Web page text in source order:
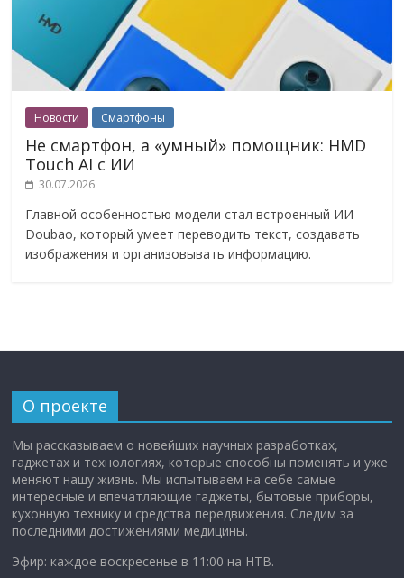
Новости Смартфоны
Не смартфон, а «умный» помощник: HMD
Touch AI с ИИ
30.07.2026
Главной особенностью модели стал встроенный ИИ
Doubao, который умеет переводить текст, создавать
изображения и организовывать информацию.
О проекте
Мы рассказываем о новейших научных разработках,
гаджетах и технологиях, которые способны поменять и уже
меняют нашу жизнь. Мы испытываем на себе самые
интересные и впечатляющие гаджеты, бытовые приборы,
кухонную технику и средства передвижения. Следим за
последними достижениями медицины.
Эфир: каждое воскресенье в 11:00 на НТВ.